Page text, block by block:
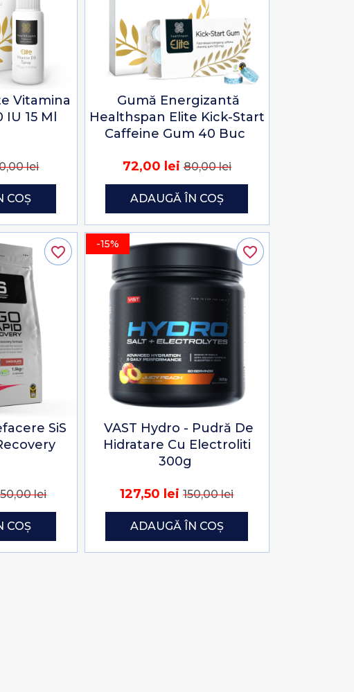
Vitamina
IU 15 Ml
lei
COȘ
Gumă Energizantă
Healthspan Elite Kick-Start
Caffeine Gum 40 Buc
72,00 lei80,00 lei
ADAUGĂ ÎN COȘ
SiS
lei
COȘ
favorite_border -15%
VAST Hydro - Pudră De
Hidratare Cu Electroliti
300g
127,50 lei150,00 lei
ADAUGĂ ÎN COȘ
favorite_border